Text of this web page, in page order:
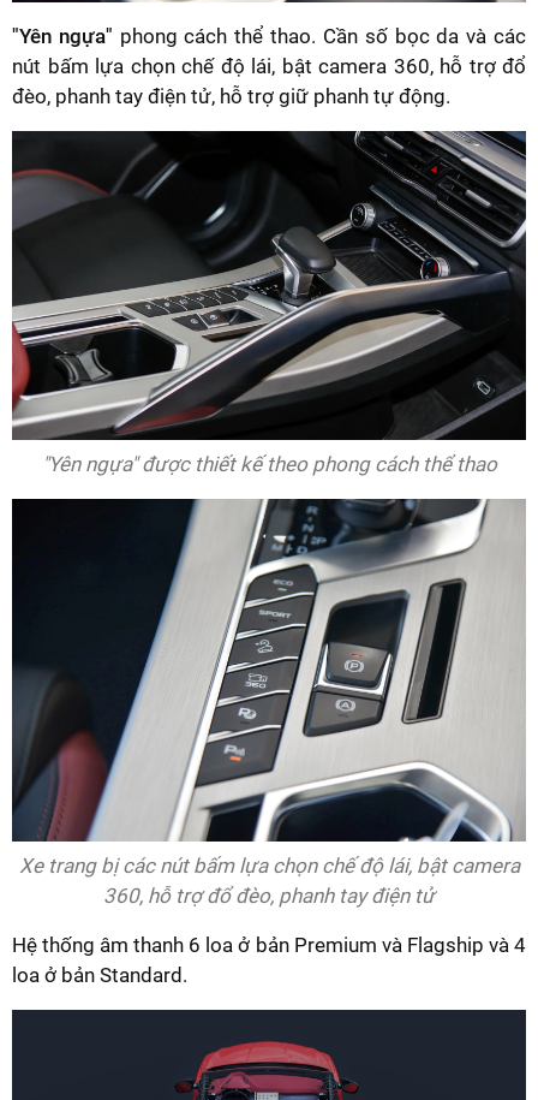
"Yên ngựa" phong cách thể thao. Cần số bọc da và các
nút bấm lựa chọn chế độ lái, bật camera 360, hỗ trợ đổ
đèo, phanh tay điện tử, hỗ trợ giữ phanh tự động.
"Yên ngựa" được thiết kế theo phong cách thể thao
Xe trang bị các nút bấm lựa chọn chế độ lái, bật camera
360, hỗ trợ đổ đèo, phanh tay điện tử
Hệ thống âm thanh 6 loa ở bản Premium và Flagship và 4
loa ở bản Standard.